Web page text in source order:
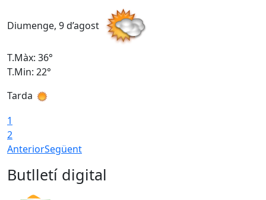
Diumenge, 9 d’agost
T.Màx: 36°
T.Min: 22°
Tarda
1
2
AnteriorSegüent
Butlletí digital